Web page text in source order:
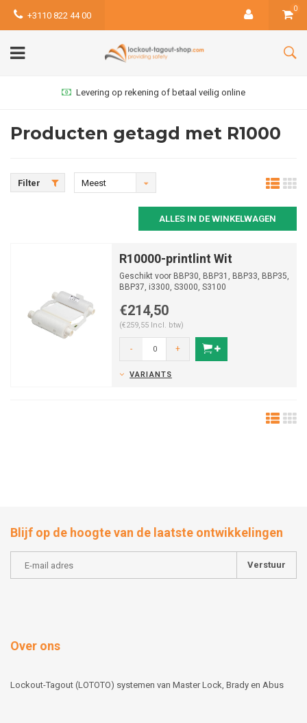
+3110 822 44 00
0
Levering op rekening of betaal veilig online
Producten getagd met R1000
Filter
Meest
ALLES IN DE WINKELWAGEN
R10000-printlint Wit
Geschikt voor BBP30, BBP31, BBP33, BBP35,
BBP37, i3300, S3000, S3100
€214,50
(€259,55 Incl. btw)
- +
VARIANTS
Blijf op de hoogte van de laatste ontwikkelingen
Verstuur
Over ons
Lockout-Tagout (LOTOTO) systemen van Master Lock, Brady en Abus